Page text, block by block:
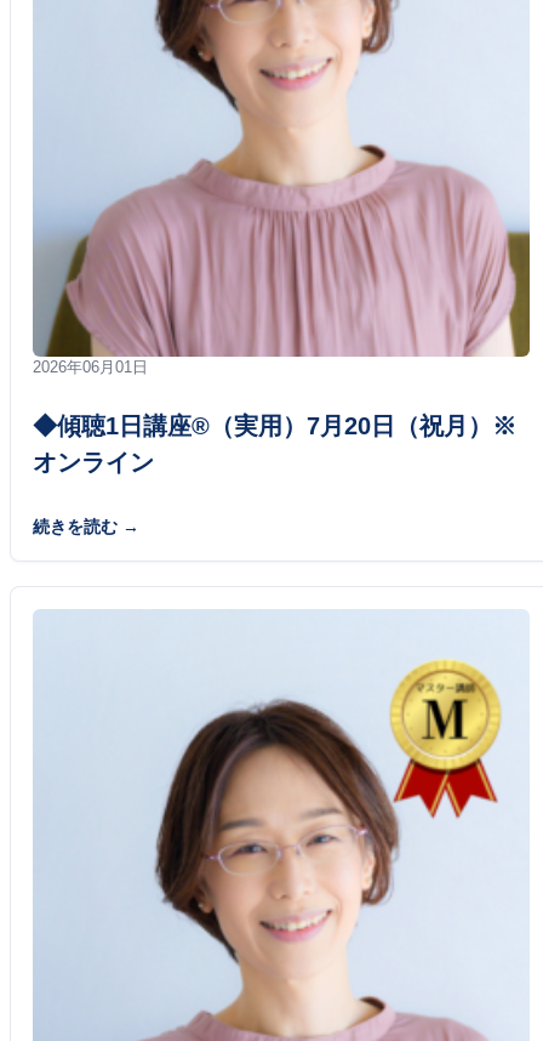
2026年06月01日
◆傾聴1日講座®（実用）7月20日（祝月）※
オンライン
続きを読む